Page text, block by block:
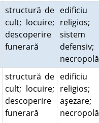
structură de
cult; locuire;
descoperire
funerară
edificiu
religios;
sistem
defensiv;
necropolă
structură de
cult; locuire;
descoperire
funerară
edificiu
religios;
aşezare;
necropolă